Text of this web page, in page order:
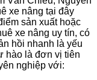
xe nâng tại đây
sản xuất hoặc
xe nâng uy tín, có
hồi nhanh là yếu
hào là đơn vị tiên
nghiệp với: